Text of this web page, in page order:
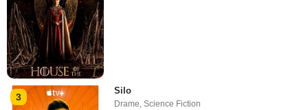
3
Silo
Drame,Science Fiction